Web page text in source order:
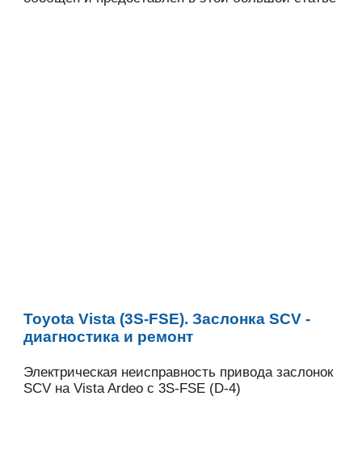
Toyota Vista (3S-FSE). Заслонка SCV -
диагностика и ремонт
Электрическая неисправность привода заслонок
SCV на Vista Ardeo с 3S-FSE (D-4)